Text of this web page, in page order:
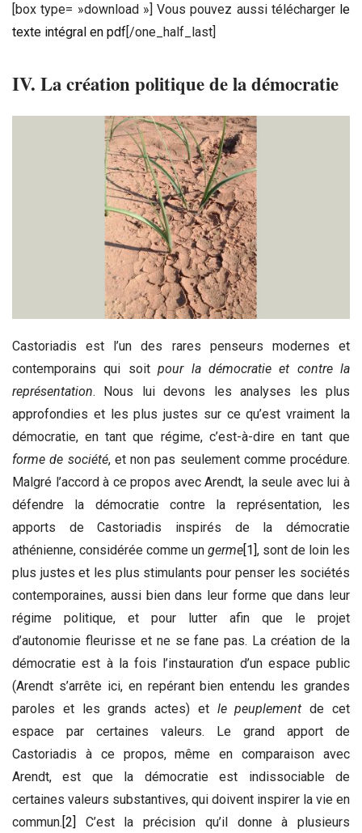
[box type= »download »] Vous pouvez aussi télécharger le
texte intégral en pdf[/one_half_last]
IV. La création politique de la démocratie
Castoriadis est l’un des rares penseurs modernes et
contemporains qui soitpour la démocratie et contre la
représentation. Nous lui devons les analyses les plus
approfondies et les plus justes sur ce qu’est vraiment la
démocratie, en tant que régime, c’est-à-dire en tant que
forme de société, et non pas seulement comme procédure.
Malgré l’accord à ce propos avec Arendt, la seule avec lui à
défendre la démocratie contre la représentation, les
apports de Castoriadis inspirés de la démocratie
athénienne, considérée comme un germe[1], sont de loin les
plus justes et les plus stimulants pour penser les sociétés
contemporaines, aussi bien dans leur forme que dans leur
régime politique, et pour lutter afin que le projet
d’autonomie fleurisse et ne se fane pas. La création de la
démocratie est à la fois l’instauration d’un espace public
(Arendt s’arrête ici, en repérant bien entendu les grandes
paroles et les grands actes) et le peuplement de cet
espace par certaines valeurs. Le grand apport de
Castoriadis à ce propos, même en comparaison avec
Arendt, est que la démocratie est indissociable de
certaines valeurs substantives, qui doivent inspirer la vie en
commun.[2]
C’est la précision qu’il donne à plusieurs